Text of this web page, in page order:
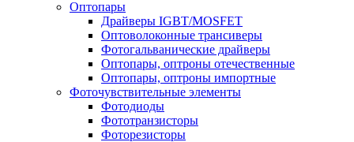
Оптопары
Драйверы IGBT/MOSFET
Оптоволоконные трансиверы
Фотогальванические драйверы
Оптопары, оптроны отечественные
Оптопары, оптроны импортные
Фоточувствительные элементы
Фотодиоды
Фототранзисторы
Фоторезисторы